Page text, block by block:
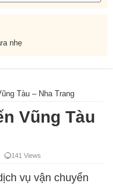
nhẹ
Tàu – Nha Trang
Vũng Tàu
141 Views
vụ vận chuyển